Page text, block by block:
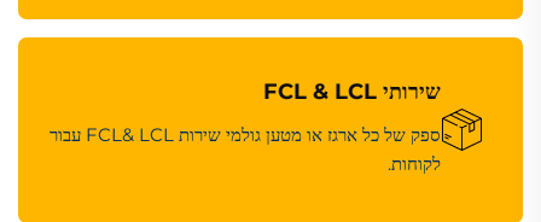
שירותי FCL & LCL
ספק של כל ארגז או מטען גולמי שירות FCL& LCL עבור
לקוחות.